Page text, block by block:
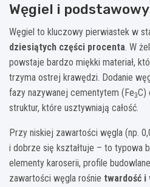
Węgiel i
Węgiel to kluczowy pierwiastek w
dziesiątych części procenta. W
powstaje bardzo miękki materiał,
trzyma ostrej krawędzi. Dodanie
fazy nazywanej cementytem (Fe3C)
struktur, które usztywniają całość.
Przy niskiej zawartości węgla (np.
i dobrze się kształtuje – to typowa
elementy karoserii, profile
zawartości węgla rośnie twardość i